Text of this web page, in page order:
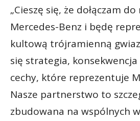
„Cieszę się, że dołączam
Mercedes-Benz i będę
kultową trójramienną
się strategia, konsekwencja
cechy, które reprezentuje
Nasze partnerstwo to
zbudowana na wspólnych